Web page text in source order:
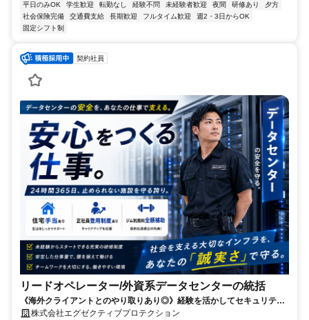
平日のみOK
学生歓迎 転勤なし 経験不問 未経験者歓迎 夜間 研修あり
夕方
社会保険完備
交通費支給 長期歓迎 フルタイム歓迎
週2・3日からOK
固定シフト制
契約社員
リードオペレーター/外資系データセンターの統括
《海外クライアントとのやり取りあり◎》経験を活かしてセキュリティ
マネージャーへキャリアアップ！家賃補助あり◎
株式会社エグゼクティブプロテクション